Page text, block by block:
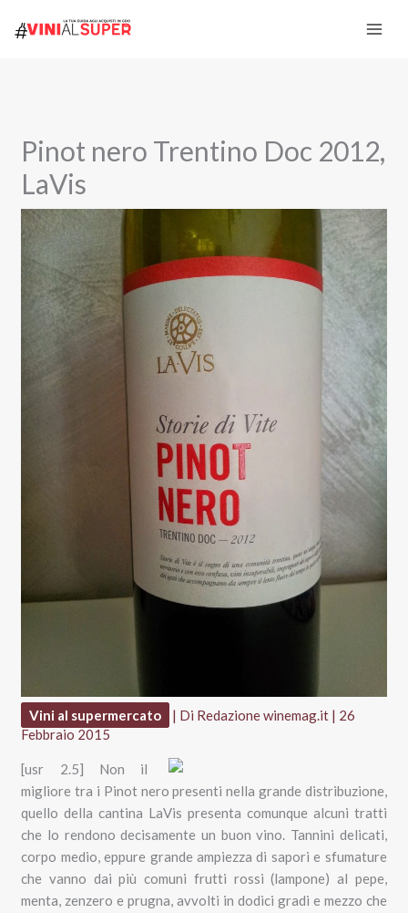
Pinot nero Trentino Doc 2012,
LaVis
Vini al supermercato | Di Redazione winemag.it | 26
Febbraio 2015
[usr 2.5] Non il
migliore tra i Pinot nero presenti nella grande distribuzione,
quello della cantina LaVis presenta comunque alcuni tratti
che lo rendono decisamente un buon vino. Tannini delicati,
corpo medio, eppure grande ampiezza di sapori e sfumature
che vanno dai più comuni frutti rossi (lampone) al pepe,
menta, zenzero e prugna, avvolti in dodici gradi e mezzo che